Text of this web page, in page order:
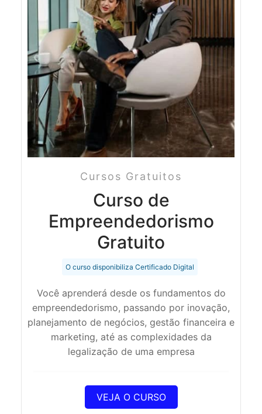
Cursos Gratuitos
Curso de
Empreendedorismo
Gratuito
O curso disponibiliza Certificado Digital
Você aprenderá desde os fundamentos do
empreendedorismo, passando por inovação,
planejamento de negócios, gestão financeira e
marketing, até as complexidades da
legalização de uma empresa
VEJA O CURSO